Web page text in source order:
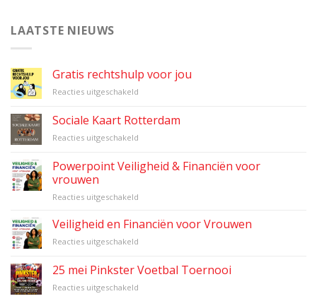
LAATSTE NIEUWS
Gratis rechtshulp voor jou
Reacties uitgeschakeld
rechtshulp
voor
Sociale Kaart Rotterdam
Reacties uitgeschakeld
Kaart
Rotterdam
Powerpoint Veiligheid & Financiën voor
vrouwen
Reacties uitgeschakeld
Veiligheid
vrouwen
Veiligheid en Financiën voor Vrouwen
Reacties uitgeschakeld
en
Financiën
25 mei Pinkster Voetbal Toernooi
Reacties uitgeschakeld